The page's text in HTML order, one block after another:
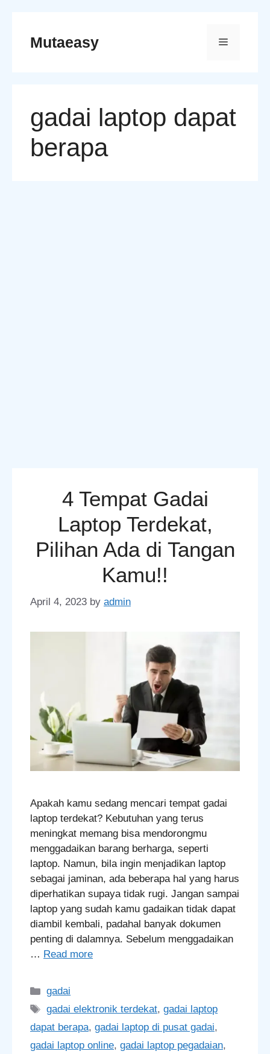
contentMutaeasy Menu
gadai laptop dapat
berapa
4 Tempat Gadai
Laptop Terdekat,
Pilihan Ada di Tangan
Kamu!!
April 4, 2023 by admin
Apakah kamu sedang mencari tempat gadai
laptop terdekat? Kebutuhan yang terus
meningkat memang bisa mendorongmu
menggadaikan barang berharga, seperti
laptop. Namun, bila ingin menjadikan laptop
sebagai jaminan, ada beberapa hal yang harus
diperhatikan supaya tidak rugi. Jangan sampai
laptop yang sudah kamu gadaikan tidak dapat
diambil kembali, padahal banyak dokumen
penting di dalamnya. Sebelum menggadaikan
… Read more
Categories
gadai
Tags
gadai elektronik terdekat,gadai laptop
dapat berapa, gadai laptop di pusat gadai,
gadai laptop online, gadai laptop pegadaian,